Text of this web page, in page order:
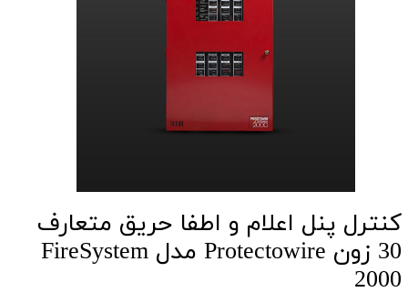
کنترل پنل اعلام و اطفا حریق متعارف
30 زون Protectowire مدل FireSystem
2000